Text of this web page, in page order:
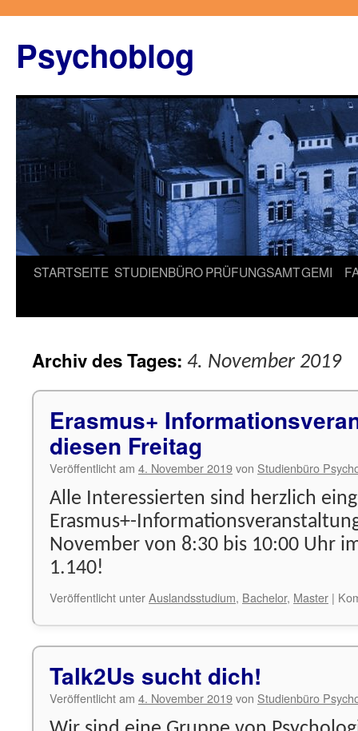
springen
Psychoblog
STARTSEITE STUDIENBÜROPRÜFUNGSAMTGEMI
Archiv des Tages: 4. November 2019
Erasmus+
diesen Freitag
Veröffentlicht am 4. November 2019von Studienbüro
Alle Interessierten sind herzlich
Erasmus+-
November von 8:30 bis 10:00 Uhr
1.140!
Veröffentlicht unterAuslandsstudium, Bachelor, Master |
Talk2Us sucht dich!
Veröffentlicht am 4. November 2019von Studienbüro